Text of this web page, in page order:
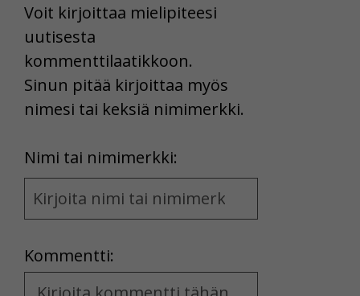
Voit kirjoittaa mielipiteesi
uutisesta
kommenttilaatikkoon.
Sinun pitää kirjoittaa myös
nimesi tai keksiä nimimerkki.
Nimi tai nimimerkki:
Name
and
Kommentti:
Kommentti